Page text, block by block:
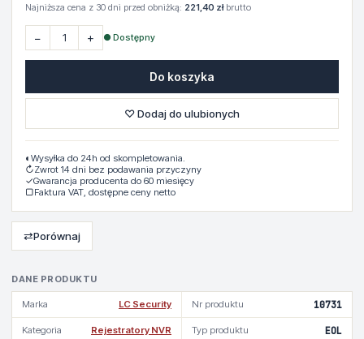
DANE PRODUKTU
Marka LC Security Nr produktu 10731
Kategoria Rejestratory NVR Typ produktu EOL
Najniższa cena z 30 dni przed obniżką: 221,40 złbrutto
− + ● Dostępny
Do koszyka
♡ Dodaj do ulubionych
◐ Wysyłka do 24h od skompletowania.
↻Zwrot 14 dni bez podawania przyczyny
✓Gwarancja producenta do 60 miesięcy
▢Faktura VAT, dostępne ceny netto
⇄Porównaj